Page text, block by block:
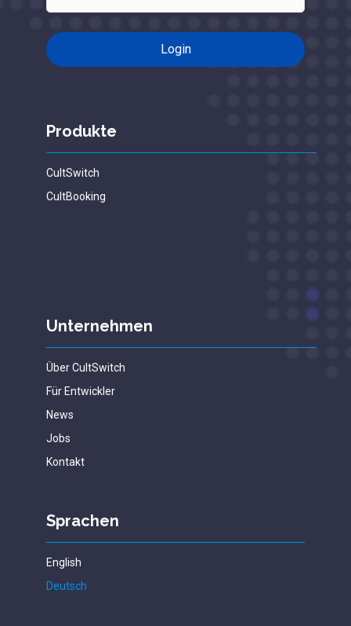
Produkte
CultSwitch
CultBooking
Unternehmen
Über CultSwitch
Für Entwickler
News
Jobs
Kontakt
Sprachen
English
Deutsch